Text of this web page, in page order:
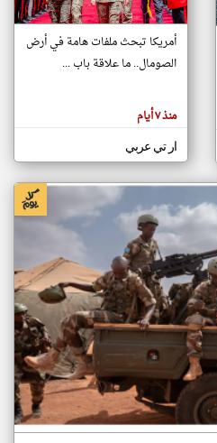
تغيير الدولة
اخبار الصومال على مدار الساعة
أهم اخبار الصومال العاجلة والمباشرة
أمريكا تبحث ملفات هامة في أرض
الصومال.. ما علاقة باب ...
منذ ٧ أيام
ار تي عربي
klyoum.com